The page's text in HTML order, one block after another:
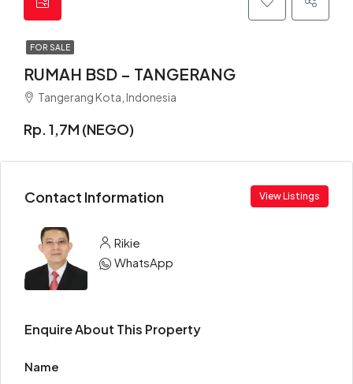
FOR SALE
RUMAH BSD – TANGERANG
Tangerang Kota, Indonesia
Rp. 1,7M (NEGO)
Contact Information View Listings
Rikie
WhatsApp
Enquire About This Property
Name